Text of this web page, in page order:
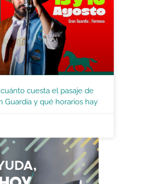
cuesta el pasaje de
Guardia y qué horarios hay